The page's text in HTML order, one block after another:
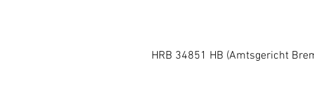
HRB 34851 HB (Amtsgericht